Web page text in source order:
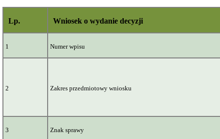
Lp. Wniosek o wydanie decyzji
1 Numer wpisu
2 Zakres przedmiotowy wniosku
3 Znak sprawy